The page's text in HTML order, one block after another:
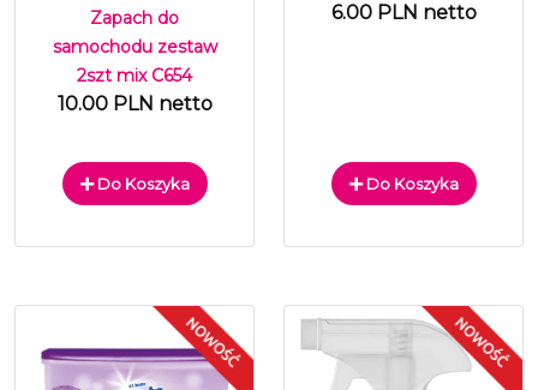
Zapach do
samochodu zestaw
2szt mix C654
10.00 PLN netto
Do Koszyka
6.00 PLN netto
Do Koszyka